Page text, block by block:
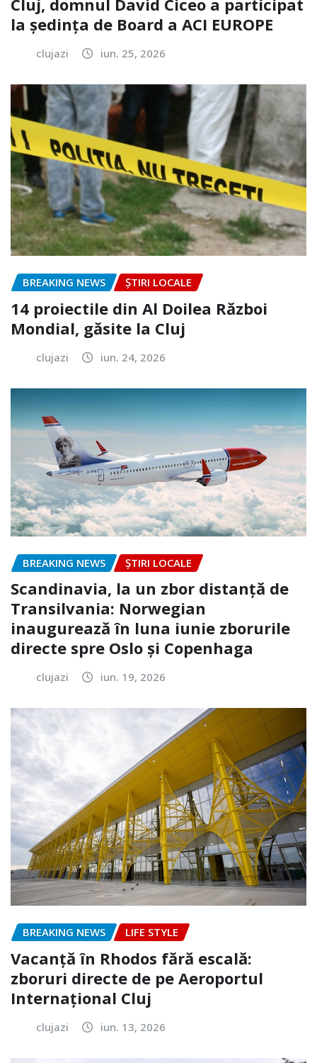
la ședința de Board a ACI EUROPE
clujazi iun. 25, 2026
BREAKING NEWS ȘTIRI LOCALE
14 proiectile din Al Doilea Război
Mondial, găsite la Cluj
clujazi iun. 24, 2026
BREAKING NEWS ȘTIRI LOCALE
Scandinavia, la un zbor distanță de
Transilvania: Norwegian
inaugurează în luna iunie zborurile
directe spre Oslo și Copenhaga
clujazi iun. 19, 2026
BREAKING NEWS LIFE STYLE
Vacanță în Rhodos fără escală:
zboruri directe de pe Aeroportul
Internațional Cluj
clujazi iun. 13, 2026